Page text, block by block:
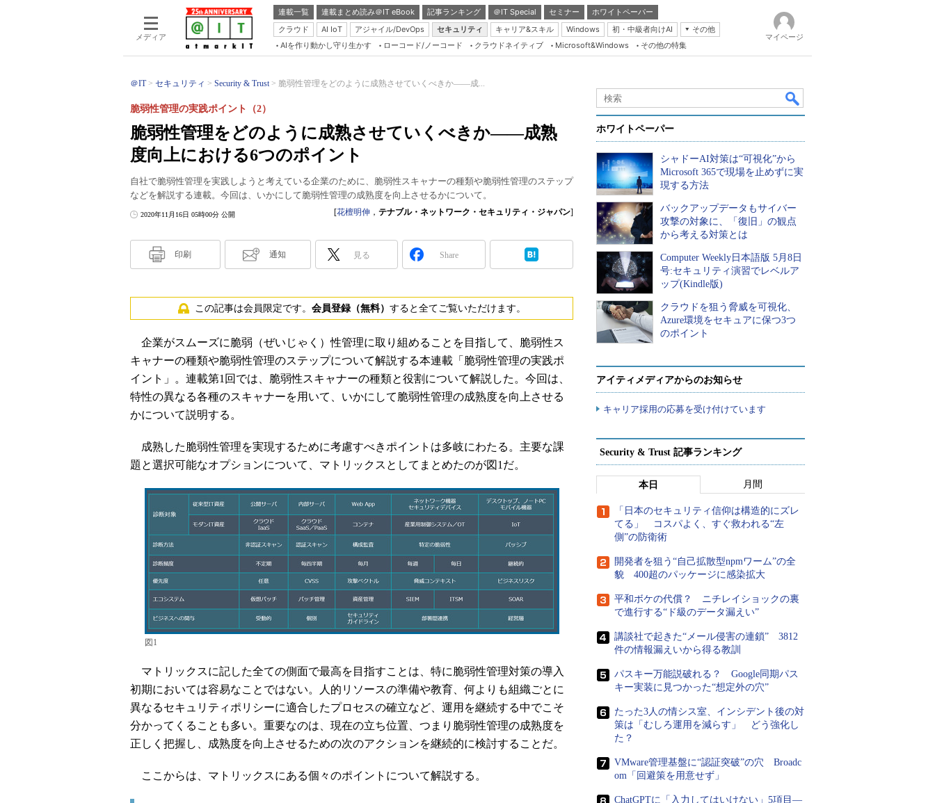
メディア
連載一覧 連載まとめ読み＠IT eBook 記事ランキング ＠IT Special セミナー
ホワイトペーパー
クラウド
AI IoT アジャイル/DevOps セキュリティ キャリア&スキル Windows 初・中級者向けAI
その他
Server & Storage
Java Agile
Database Expert
Linux ＆ OSS
Master of IP Network
Security & Trust
ブログ
AIを作り動かし守り生かす ローコード/ノーコード クラウドネイティブ Microsoft&Windows その他の特集
マイページ
＠IT セキュリティ Security & Trust 脆弱性管理をどのように成熟させていくべきか――成...
脆弱性管理をどのように成熟させていくべきか――成熟
度向上における6つのポイント
脆弱性管理の実践ポイント（2）
自社で脆弱性管理を実践しようと考えている企業のために、脆弱性スキャナーの種類や脆弱性管理のステップ
などを解説する連載。今回は、いかにして脆弱性管理の成熟度を向上させるかについて。
2020年11月16日 05時00分 公開 [花檀明伸 ， テナブル・ネットワーク・セキュリティ・ジャパン]
印刷 通知 見る Share
この記事は会員限定です。 会員登録（無料） すると全てご覧いただけます。
企業がスムーズに脆弱（ぜいじゃく）性管理に取り組めることを目指して、脆弱性ス
キャナーの種類や脆弱性管理のステップについて解説する本連載「脆弱性管理の実践ポ
イント」。連載第1回では、脆弱性スキャナーの種類と役割について解説した。今回は、
特性の異なる各種のスキャナーを用いて、いかにして脆弱性管理の成熟度を向上させる
かについて説明する。
成熟した脆弱性管理を実現するために考慮すべきポイントは多岐にわたる。主要な課
題と選択可能なオプションについて、マトリックスとしてまとめたのが図1だ。
図1
マトリックスに記した全ての側面で最高を目指すことは、特に脆弱性管理対策の導入
初期においては容易なことではない。人的リソースの準備や教育、何よりも組織ごとに
異なるセキュリティポリシーに適合したプロセスの確立など、運用を継続する中でこそ
分かってくることも多い。重要なのは、現在の立ち位置、つまり脆弱性管理の成熟度を
正しく把握し、成熟度を向上させるための次のアクションを継続的に検討することだ。
ここからは、マトリックスにある個々のポイントについて解説する。
ホワイトペーパー
シャドーAI対策は“可視化”から
Microsoft 365で現場を止めずに実
現する方法
バックアップデータもサイバー
攻撃の対象に、「復旧」の観点
から考える対策とは
Computer Weekly日本語版 5月8日
号:セキュリティ演習でレベルア
ップ(Kindle版)
クラウドを狙う脅威を可視化、
Azure環境をセキュアに保つ3つ
のポイント
アイティメディアからのお知らせ
キャリア採用の応募を受け付けています
Security & Trust 記事ランキング
本日 月間
「日本のセキュリティ信仰は構造的にズレ
てる」 コスパよく、すぐ救われる“左
側”の防衛術
開発者を狙う“自己拡散型npmワーム”の全
貌 400超のパッケージに感染拡大
平和ボケの代償？ ニチレイショックの裏
で進行する“ド級のデータ漏えい”
講談社で起きた“メール侵害の連鎖” 3812
件の情報漏えいから得る教訓
パスキー万能説破れる？ Google同期パス
キー実装に見つかった“想定外の穴”
たった3人の情シス室、インシデント後の対
策は「むしろ運用を減らす」 どう強化し
た？
VMware管理基盤に“認証突破”の穴 Broadc
om「回避策を用意せず」
ChatGPTに「入力してはいけない」5項目―